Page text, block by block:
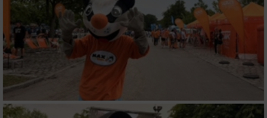
Erstellung von Profilen für personalisierte
Werbung
Verwendung von Profilen zur Auswahl
personalisierter Werbung
Erstellung von Profilen zur Personalisierung
von Inhalten